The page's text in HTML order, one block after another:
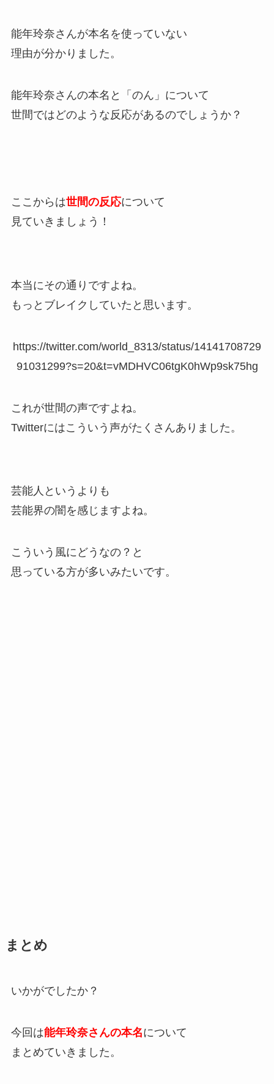
能年玲奈さんが本名を使っていない
理由が分かりました。
能年玲奈さんの本名と「のん」について
世間ではどのような反応があるのでしょうか？
ここからは世間の反応について
見ていきましょう！
本当にその通りですよね。
もっとブレイクしていたと思います。
https://twitter.com/world_8313/status/14141708729
91031299?s=20&t=vMDHVC06tgK0hWp9sk75hg
これが世間の声ですよね。
Twitterにはこういう声がたくさんありました。
芸能人というよりも
芸能界の闇を感じますよね。
こういう風にどうなの？と
思っている方が多いみたいです。
まとめ
いかがでしたか？
今回は能年玲奈さんの本名について
まとめていきました。